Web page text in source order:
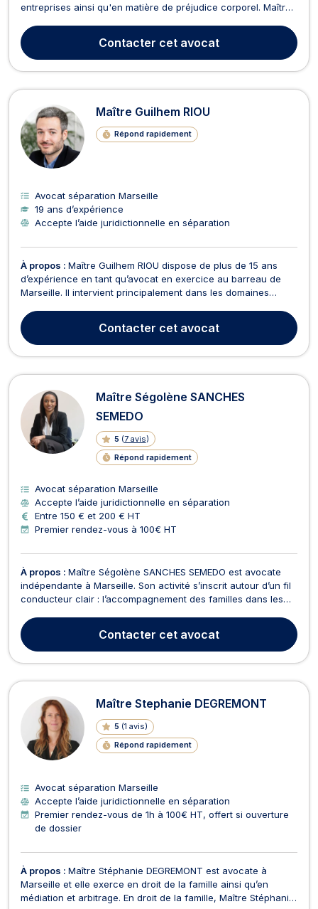
entreprises ainsi qu'en matière de préjudice corporel. Maître
dossiers relevant de la constitution ou la rupture d'un PACS,
du divorce amiable ou content...
Contacter cet avocat
Maître Guilhem RIOU
Répond rapidement
Avocat séparation Marseille
19 ans d’expérience
Accepte l’aide juridictionnelle en séparation
À propos : Maître Guilhem RIOU dispose de plus de 15 ans
d’expérience en tant qu’avocat en exercice au barreau de
Marseille. Il intervient principalement dans les domaines
indemnisation des victimes d’accident, d’agression, d’erreur
médicale et réparation du dommage corporel et maté...
Contacter cet avocat
Maître Ségolène SANCHES
SEMEDO
5 (7 avis)
Répond rapidement
Avocat séparation Marseille
Accepte l’aide juridictionnelle en séparation
Entre 150 € et 200 € HT
Premier rendez-vous à 100€ HT
À propos : Maître Ségolène SANCHES SEMEDO est avocate
indépendante à Marseille. Son activité s’inscrit autour d’un fil
conducteur clair : l’accompagnement des familles dans les
prises, souvent dans un contexte personnel difficile. Elle
intervient principalement en droit de l...
Contacter cet avocat
Maître Stephanie DEGREMONT
5 (1 avis)
Répond rapidement
Avocat séparation Marseille
Accepte l’aide juridictionnelle en séparation
Premier rendez-vous de 1h à 100€ HT, offert si ouverture
de dossier
À propos : Maître Stéphanie DEGREMONT est avocate à
Marseille et elle exerce en droit de la famille ainsi qu’en
médiation et arbitrage. En droit de la famille, Maître Stéphanie